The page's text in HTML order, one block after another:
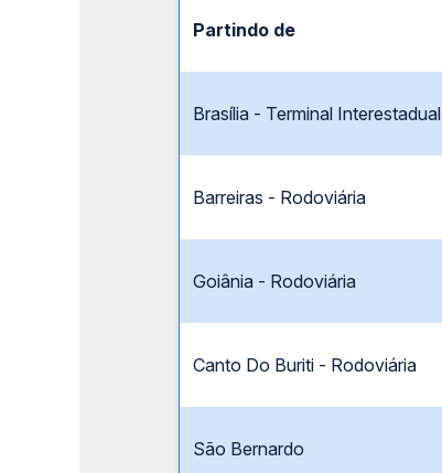
Partindo de
Brasília - Terminal Interestadual
Barreiras - Rodoviária
Goiânia - Rodoviária
Canto Do Buriti - Rodoviária
São Bernardo